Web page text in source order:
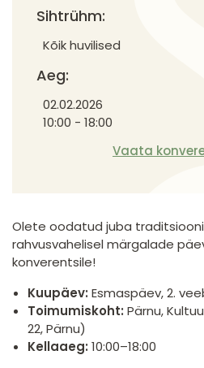
Sihtrühm:
Kõik huvilised
Aeg:
02.02.2026
10:00 - 18:00
Vaata
Olete oodatud juba
rahvusvahelisel märgalade
konverentsile!
Kuupäev: Esmaspäev, 2.
Toimumiskoht: Pärnu,
22, Pärnu)
Kellaaeg: 10:00–18:00